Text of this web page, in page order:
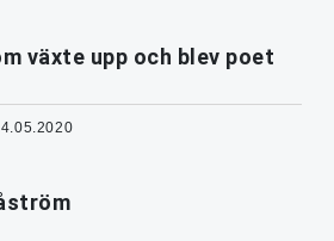
växte upp och blev poet